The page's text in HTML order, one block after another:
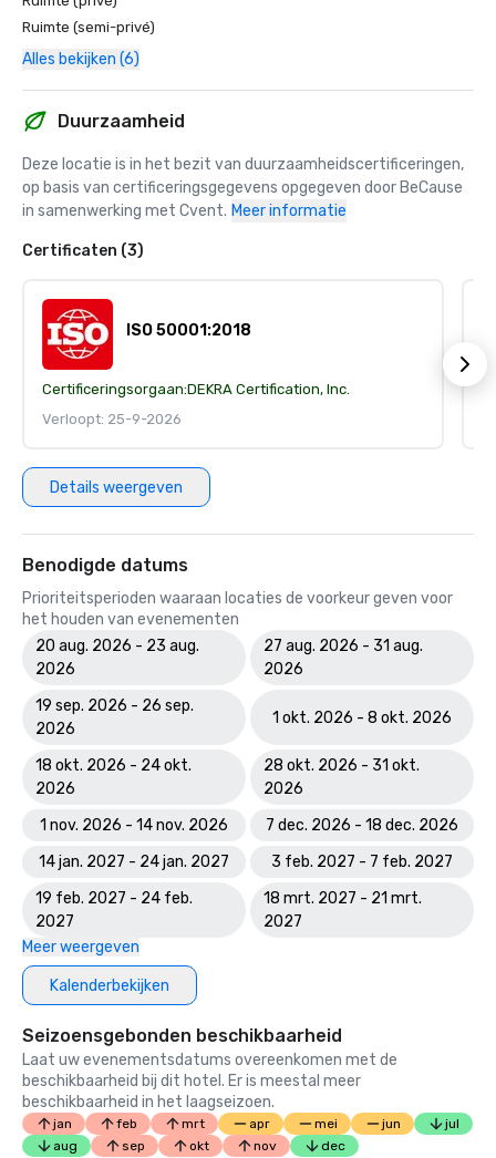
Ruimte (semi-privé)
Alles bekijken (6)
Duurzaamheid
Deze locatie is in het bezit van duurzaamheidscertificeringen,
op basis van certificeringsgegevens opgegeven door BeCause
in samenwerking met Cvent. Meer informatie
Certificaten (3)
ISO 50001:2018
Certificeringsorgaan:DEKRA Certification, Inc.
Verloopt: 25-9-2026
Details weergeven
Benodigde datums
Prioriteitsperioden waaraan locaties de voorkeur geven voor
het houden van evenementen
20 aug. 2026 - 23 aug.
2026
27 aug. 2026 - 31 aug.
2026
19 sep. 2026 - 26 sep.
2026
1 okt. 2026 - 8 okt. 2026
18 okt. 2026 - 24 okt.
2026
28 okt. 2026 - 31 okt.
2026
1 nov. 2026 - 14 nov. 2026
7 dec. 2026 - 18 dec. 2026
14 jan. 2027 - 24 jan. 2027
3 feb. 2027 - 7 feb. 2027
19 feb. 2027 - 24 feb.
2027
18 mrt. 2027 - 21 mrt.
2027
Meer weergeven
Kalenderbekijken
Seizoensgebonden beschikbaarheid
Laat uw evenementsdatums overeenkomen met de
beschikbaarheid bij dit hotel. Er is meestal meer
beschikbaarheid in het laagseizoen.
jan feb mrt apr mei jun
jul
aug
sep okt nov dec